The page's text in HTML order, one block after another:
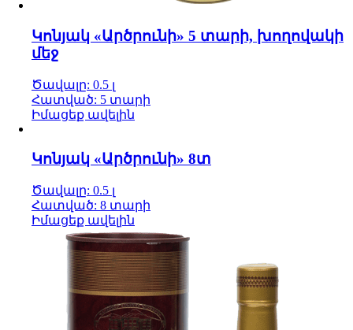
Կոնյակ «Արծրունի» 5 տարի, խողովակի
մեջ
Ծավալը: 0.5 լ
Հատված: 5 տարի
Իմացեք ավելին
Կոնյակ «Արծրունի» 8տ
Ծավալը: 0.5 լ
Հատված: 8 տարի
Իմացեք ավելին